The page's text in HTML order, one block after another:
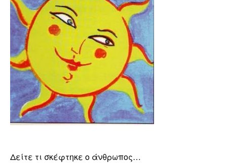
Δείτε τι σκέφτηκε ο άνθρωπος…